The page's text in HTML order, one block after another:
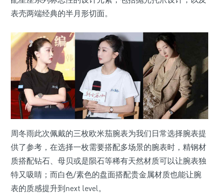
表壳两端经典的半月形切面。
周冬雨此次佩戴的三枚欧米茄腕表为我们日常选择腕表提
供了参考，在选择一枚需要搭配多场景的腕表时，精钢材
质搭配钻石、母贝或是陨石等稀有天然材质可以让腕表独
特又吸睛；而白色/素色的盘面搭配贵金属材质也能让腕
表的质感提升到next level。